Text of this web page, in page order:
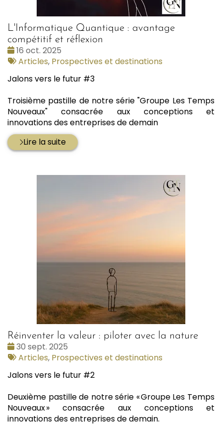
L'Informatique Quantique : avantage
compétitif et réflexion
Date
:
16 oct. 2025
Tags
Articles, Prospectives et destinations
Jalons vers le futur #3
Troisième pastille de notre série "Groupe Les Temps
Nouveaux" consacrée aux conceptions et
innovations des entreprises de demain
Lire la suite
Réinventer la valeur : piloter avec la nature
Date
:
30 sept. 2025
Tags
Articles, Prospectives et destinations
Jalons vers le futur #2
Deuxième pastille de notre série « Groupe Les Temps
Nouveaux » consacrée aux conceptions et
innovations des entreprises de demain.